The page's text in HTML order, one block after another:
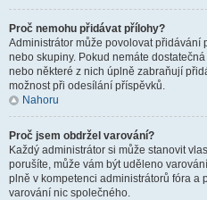
Proč nemohu přidávat přílohy?
Administrátor může povolovat přidávání
nebo skupiny. Pokud nemáte
nebo některé z nich úplně zabraňují
možnost při odesílání příspěvků.
Nahoru
Proč jsem obdržel varování?
Každý administrátor si může stanovit
porušíte, může vám být uděleno
plně v kompetenci administrátorů fóra a
varování nic společného.